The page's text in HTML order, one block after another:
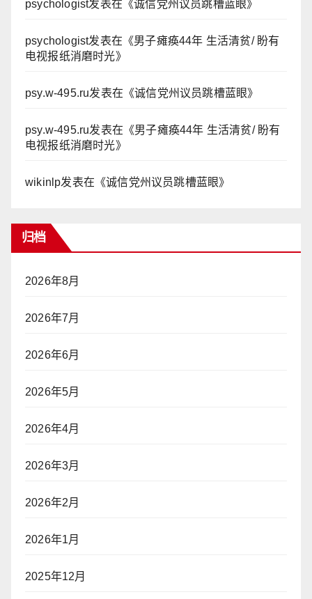
psychologist发表在《诚信党州议员跳槽蓝眼》
psychologist发表在《男子瘫痪44年 生活清贫/ 盼有
电视报纸消磨时光》
psy.w-495.ru发表在《诚信党州议员跳槽蓝眼》
psy.w-495.ru发表在《男子瘫痪44年 生活清贫/ 盼有
电视报纸消磨时光》
wikinlp发表在《诚信党州议员跳槽蓝眼》
归档
2026年8月
2026年7月
2026年6月
2026年5月
2026年4月
2026年3月
2026年2月
2026年1月
2025年12月